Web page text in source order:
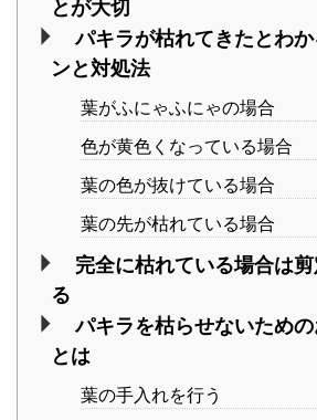
とが大切
パキラが枯れてきたとわ
ンと対処法
葉がふにゃふにゃの場合
色が黄色くなっている場合
葉の色が抜けている場合
葉の先が枯れている場合
完全に枯れている場合は
る
パキラを枯らせないため
とは
葉の手入れを行う